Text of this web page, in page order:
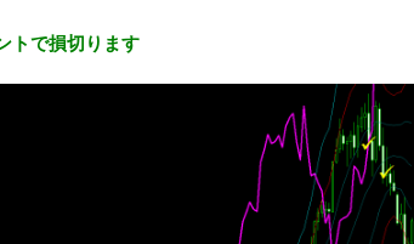
で損切ります